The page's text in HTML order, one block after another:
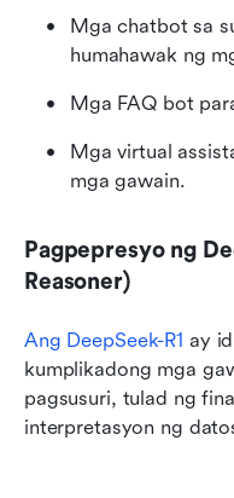
Mga chatbot sa
humahawak ng
Mga FAQ bot
Mga virtual
mga gawain.
Pagpepresyo ng
Reasoner)
Ang DeepSeek-R1 ay
kumplikadong mga
pagsusuri, tulad ng
interpretasyon ng